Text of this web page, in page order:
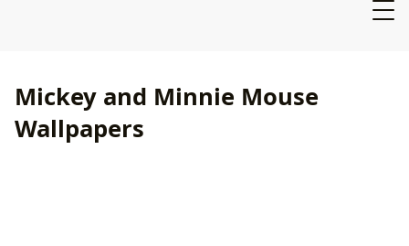
Mickey and Minnie Mouse
Wallpapers